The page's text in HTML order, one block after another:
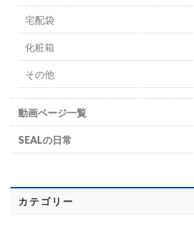
宅配袋
化粧箱
その他
動画ページ一覧
SEALの日常
カテゴリー